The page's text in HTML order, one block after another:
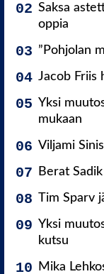
Saksa
oppia
”Pohjolan
Jacob Friis
Yksi
mukaan
Viljami
Berat
Tim Sparv
Yksi
kutsu
Mika